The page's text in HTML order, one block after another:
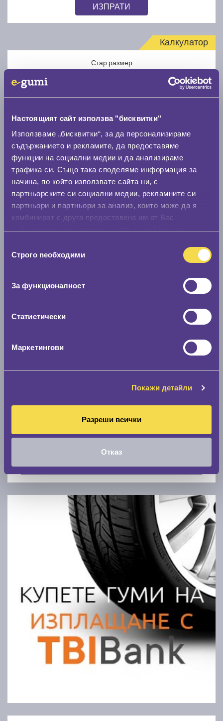
Настоящият сайт използва "бисквитки"
Използваме „бисквитки“, за да персонализираме
съдържанието и рекламите, да предоставяме
функции на социални медии и да анализираме
трафика си. Също така споделяме информация за
начина, по който използвате сайта ни, с
партньорските си социални медии, рекламните си
партньори и партньори за анализ, които може да я
комбинират с друга предоставена им от Вас
наСтрого nеобходими
За функционалност
Статистически
Маркетингови
Покажи детайли
Разреши всички
Отказ
ИЗПРАТИ
Калкулатор
Стар размер
Нов размер
Стар размер
Скоростомер при 100
Покажи гуми